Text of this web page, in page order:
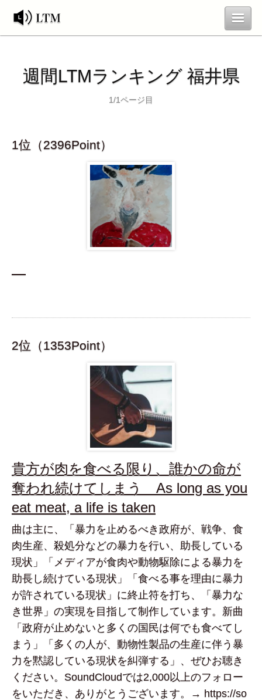
新規登録 ログイン
週間LTMランキング 福井県
1/1ページ目
1位（2396Point）
2位（1353Point）
貴方が肉を食べる限り、誰かの命が
奪われ続けてしまう As long as you
eat meat, a life is taken
曲は主に、「暴力を止めるべき政府が、戦争、食
肉生産、殺処分などの暴力を行い、助長している
現状」「メディアが食肉や動物駆除による暴力を
助長し続けている現状」「食べる事を理由に暴力
が許されている現状」に終止符を打ち、「暴力な
き世界」の実現を目指して制作しています。新曲
「政府が止めないと多くの国民は何でも食べてし
まう」「多くの人が、動物性製品の生産に伴う暴
力を黙認している現状を糾弾する」、ぜひお聴き
ください。SoundCloudでは2,000以上のフォロー
をいただき、ありがとうございます。→ https://so